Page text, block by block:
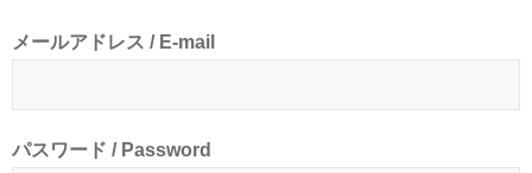
メールアドレス / E-mail
パスワード / Password